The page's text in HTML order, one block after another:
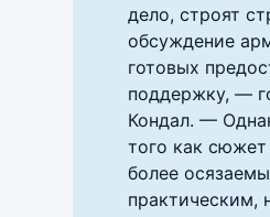
дело, строят
обсуждение
готовых
поддержку, —
Кондал. —
того как сюжет
более
практическим,